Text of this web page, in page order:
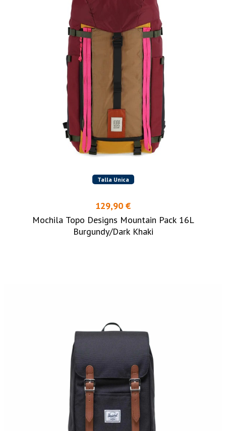
Talla Unica
129,90 €
Mochila Topo Designs Mountain Pack 16L
Burgundy/Dark Khaki